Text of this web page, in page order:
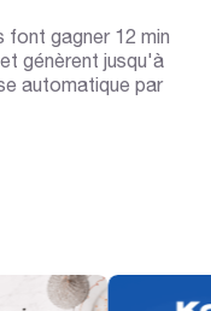
font gagner 12 min
génèrent jusqu'à
automatique par